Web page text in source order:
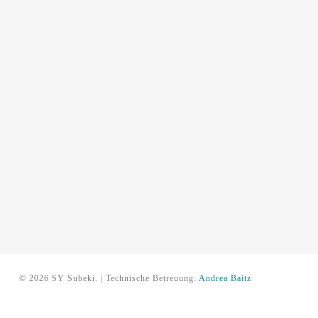
© 2026 SY Subeki. | Technische Betreuung: Andrea Baitz